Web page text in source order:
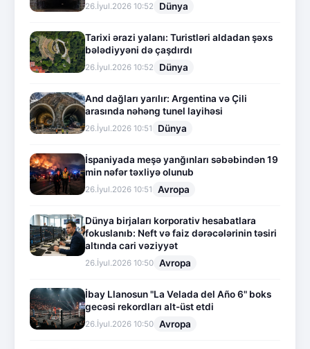
26.İyul.2026 10:52 Dünya
Tarixi ərazi yalanı: Turistləri aldadan şəxs
bələdiyyəni də çaşdırdı
26.İyul.2026 10:52 Dünya
And dağları yarılır: Argentina və Çili
arasında nəhəng tunel layihəsi
26.İyul.2026 10:51 Dünya
İspaniyada meşə yanğınları səbəbindən 19
min nəfər təxliyə olunub
26.İyul.2026 10:51 Avropa
Dünya birjaları korporativ hesabatlara
fokuslanıb: Neft və faiz dərəcələrinin təsiri
altında cari vəziyyət
26.İyul.2026 10:50 Avropa
İbay Llanosun "La Velada del Año 6" boks
gecəsi rekordları alt-üst etdi
26.İyul.2026 10:50 Avropa